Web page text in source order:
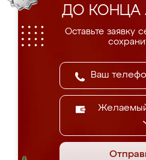
ДО КОНЦА
Оставьте заявку